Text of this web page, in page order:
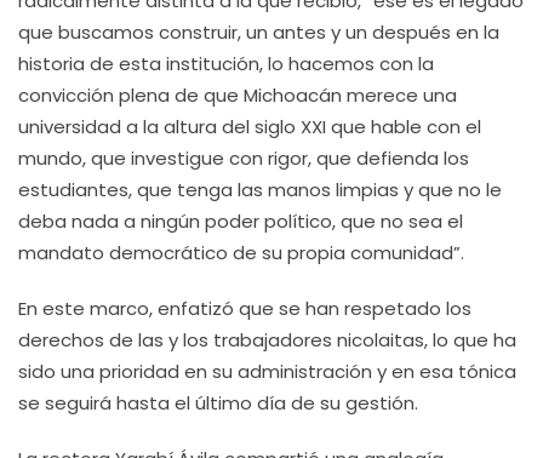
que buscamos construir, un antes y un después en la
historia de esta institución, lo hacemos con la
convicción plena de que Michoacán merece una
universidad a la altura del siglo XXI que hable con el
mundo, que investigue con rigor, que defienda los
estudiantes, que tenga las manos limpias y que no le
deba nada a ningún poder político, que no sea el
mandato democrático de su propia comunidad”.
En este marco, enfatizó que se han respetado los
derechos de las y los trabajadores nicolaitas, lo que ha
sido una prioridad en su administración y en esa tónica
se seguirá hasta el último día de su gestión.